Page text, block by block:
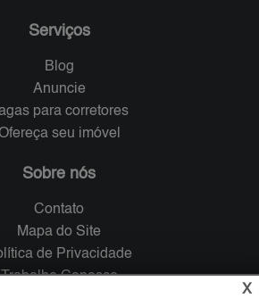
Serviços
Blog
Anuncie
para corretores
seu imóvel
Sobre nós
Contato
Mapa do Site
de Privacidade
Trabalhe Conosco
X